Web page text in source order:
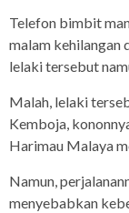
Telefon bimbit
malam kehilangan
lelaki tersebut
Malah, lelaki
Kemboja,
Harimau Malaya
Namun,
menyebabkan